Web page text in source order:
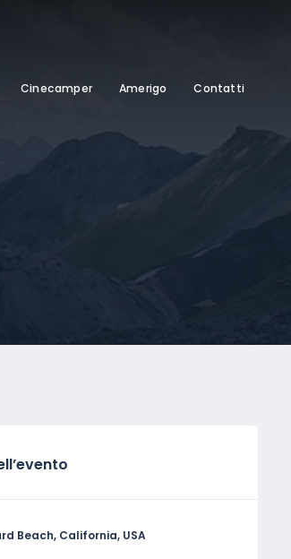
Cinecamper Amerigo Contatti
Beach, California, USA